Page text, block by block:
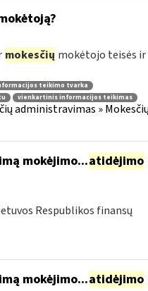
mokesčių mokėtojo teisės ir
teikimo tvarka
vienkartinis informacijos teikimas
administravimas »
mokėjimo...atidėjimo
Respublikos finansų
mokėjimo...atidėjimo